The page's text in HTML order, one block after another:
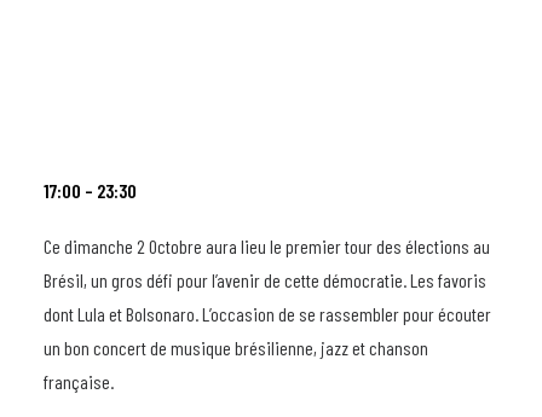
17:00 – 23:30
Ce dimanche 2 Octobre aura lieu le premier tour des élections au
Brésil, un gros défi pour l’avenir de cette démocratie. Les favoris
dont Lula et Bolsonaro. L’occasion de se rassembler pour écouter
un bon concert de musique brésilienne, jazz et chanson
française.